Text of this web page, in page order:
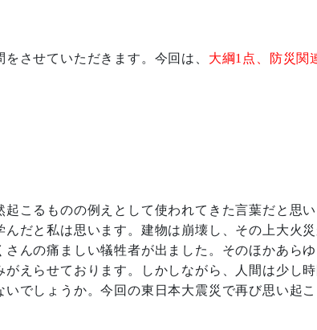
させていただきます。今回は、 大綱1 点、防災関
こるものの例えとして使われてきた言葉だと思い
だと私は思います。建物は崩壊し、その上大火
んの痛ましい犠牲者が出ました。そのほかあら
えらせております。しかしながら、人間は少し
でしょうか。今回の東日本大震災で再び思い起